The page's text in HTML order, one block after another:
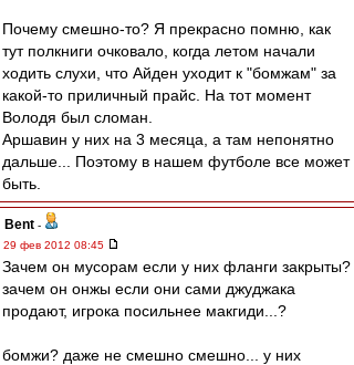
Почему смешно-то? Я прекрасно помню, как
тут полкниги очковало, когда летом начали
ходить слухи, что Айден уходит к "бомжам" за
какой-то приличный прайс. На тот момент
Володя был сломан.
Аршавин у них на 3 месяца, а там непонятно
дальше... Поэтому в нашем футболе все может
быть.
Bent -
29 фев 2012 08:45
Зачем он мусорам если у них фланги закрыты?
зачем он онжы если они сами джуджака
продают, игрока посильнее макгиди...?
бомжи? даже не смешно смешно... у них